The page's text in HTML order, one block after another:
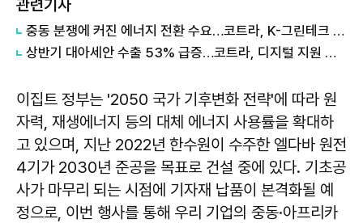
관련기사
중동 분쟁에 커진 에너지 전환 수요…코트라, K-그린테크 수출길 넓힌다
상반기 대아세안 수출 53% 급증…코트라, 디지털 지원 패키지 가동
이집트 정부는 '2050 국가 기후변화 전략'에 따라 원
자력, 재생에너지 등의 대체 에너지 사용률을 확대하
고 있으며, 지난 2022년 한수원이 수주한 엘다바 원전
4기가 2030년 준공을 목표로 건설 중에 있다. 기초공
사가 마무리 되는 시점에 기자재 납품이 본격화될 예
정으로, 이번 행사를 통해 우리 기업의 중동·아프리카